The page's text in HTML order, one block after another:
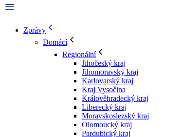
Zprávy
Domácí
Regionální
Jihočeský kraj
Jihomoravský kraj
Karlovarský kraj
Kraj Vysočina
Králověhradecký kraj
Liberecký kraj
Moravskoslezský kraj
Olomoucký kraj
Pardubický kraj